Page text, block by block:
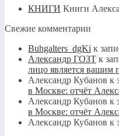
КНИГИ Книги
Свежие комментарии
Buhgalters_dgKi к
Александр ГОЗТ к
лицо является вашим
Александр Кубанов к
в Москве: отчёт
Александр Кубанов к
в Москве: отчёт
Александр Кубанов к